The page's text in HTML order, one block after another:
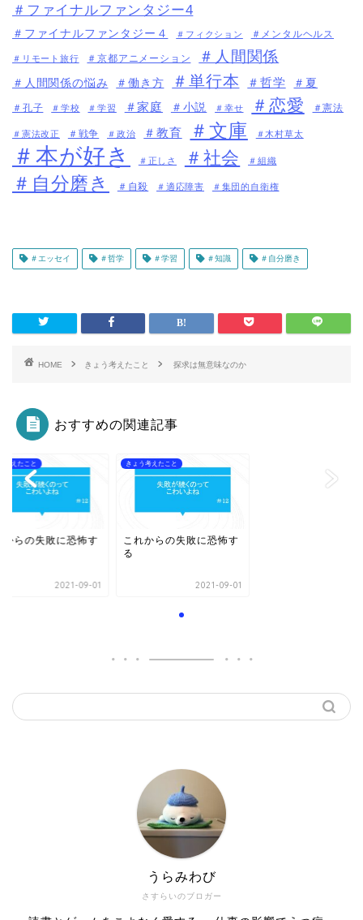
＃ファイナルファンタジー4
＃ファイナルファンタジー４ ＃フィクション ＃メンタルヘルス
＃リモート旅行 ＃京都アニメーション ＃人間関係
＃人間関係の悩み ＃働き方 ＃単行本 ＃哲学 ＃夏
＃孔子 ＃学校 ＃学習 ＃家庭 ＃小説 ＃幸せ ＃恋愛 ＃憲法
＃憲法改正 ＃戦争 ＃政治 ＃教育 ＃文庫 ＃木村草太
＃本が好き ＃正しさ ＃社会 ＃組織
＃自分磨き ＃自殺 ＃適応障害 ＃集団的自衛権
＃エッセイ ＃哲学 ＃学習 ＃知識 ＃自分磨き
HOME きょう考えたこと 探求は無意味なのか
おすすめの関連記事
考えたこと
からの失敗に恐怖す
2021-09-01
きょう考えたこと
これからの失敗に恐怖す
る
2021-09-01
さすらいのブロガー
うらみわび